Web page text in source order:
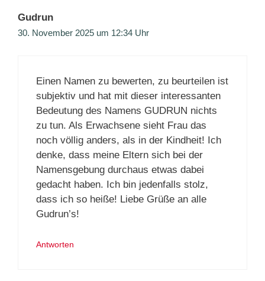
Gudrun
30. November 2025 um 12:34 Uhr
Einen Namen zu bewerten, zu beurteilen ist
subjektiv und hat mit dieser interessanten
Bedeutung des Namens GUDRUN nichts
zu tun. Als Erwachsene sieht Frau das
noch völlig anders, als in der Kindheit! Ich
denke, dass meine Eltern sich bei der
Namensgebung durchaus etwas dabei
gedacht haben. Ich bin jedenfalls stolz,
dass ich so heiße! Liebe Grüße an alle
Gudrun’s!
Antworten